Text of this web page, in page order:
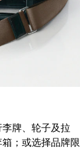
牌、轮子及拉
；或选择品牌限